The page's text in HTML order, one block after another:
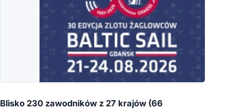
Blisko 230 zawodników z 27 krajów (66